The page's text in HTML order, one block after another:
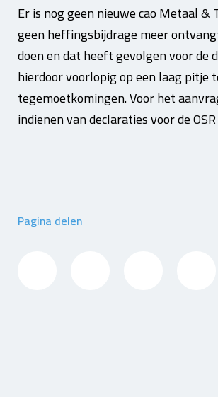
Er is nog geen nieuwe cao Metaal
geen heffingsbijdrage meer
doen en dat heeft gevolgen voor
hierdoor voorlopig op een laag
tegemoetkomingen. Voor het
indienen van declaraties voor de
Pagina delen